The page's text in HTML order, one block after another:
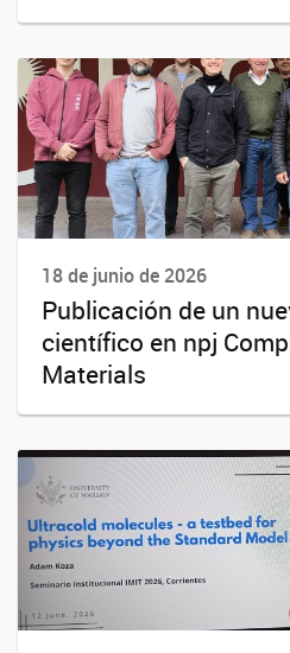
18 de junio de 2026
Publicación de un
científico en npj
Materials